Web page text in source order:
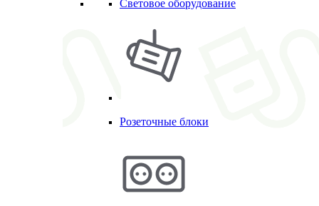
Световое оборудование
Розеточные блоки